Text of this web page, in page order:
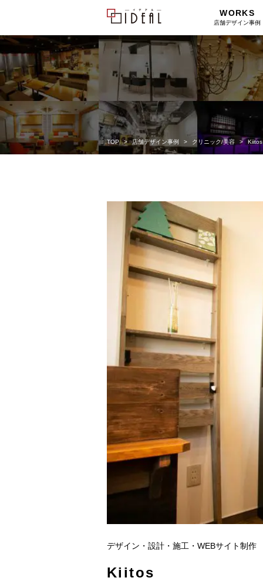
WORKS
店舗デザイン事例
TOP 店舗デザイン事例 クリニック/美容 Kiitos
デザイン・設計・施工・WEBサイト制作
Kiitos